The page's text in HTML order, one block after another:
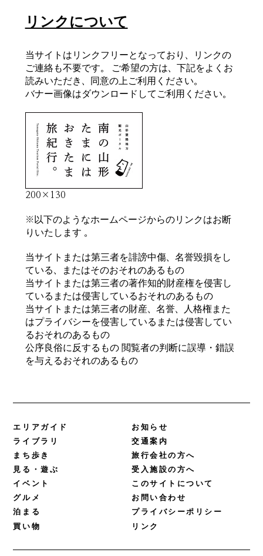
リンクについて
当サイトはリンクフリーとなっており、リンクの
ご連絡も不要です。 ご希望の方は、下記をよくお
読みいただき、同意の上ご利用ください。
バナー画像はダウンロードしてご利用ください。
200×130
※以下のようなホームページからのリンクはお断
りいたします 。
当サイトまたは第三者を誹謗中傷、名誉毀損をし
ている、またはそのおそれのあるもの
当サイトまたは第三者の著作知的財産権を侵害し
ているまたは侵害しているおそれのあるもの
当サイトまたは第三者の財産、名誉、人格権また
はプライバシーを侵害しているまたは侵害してい
るおそれのあるもの
公序良俗に反するもの 閲覧者の判断に誤導・錯誤
を与えるおそれのあるもの
エリアガイド
ライブラリ
まち歩き
見る・遊ぶ
イベント
グルメ
泊まる
買い物
お知らせ
交通案内
旅行会社の方へ
受入施設の方へ
このサイトについて
お問い合わせ
プライバシーポリシー
リンク